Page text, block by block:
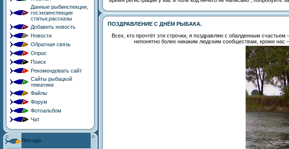
Данные рыбинспекции,
госэкоинспекции
статьи,рассказы
Добавить новость
Новости
Обратная связь
Опрос
Поиск
Рекомендовать сайт
Сайты рыбацкой
тематики
Файлы
Форум
Фотоальбом
Чат
Погода
ПОЗДРАВЛЕНИЕ С ДНЁМ РЫБАКА.
Всех, кто прочтёт эти строчки, я поздравляю с обалденным
непонятно более никаким людским сообществам, кроме